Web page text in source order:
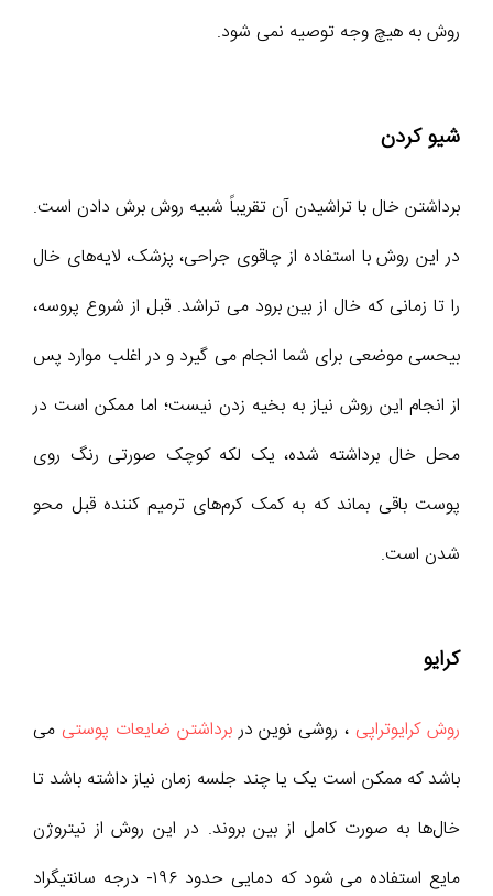
روش به هیچ وجه توصیه نمی شود.
شیو کردن
برداشتن خال با تراشیدن آن تقریباً شبیه روش برش دادن است.
در این روش با استفاده از چاقوی جراحی، پزشک، لایه‌های خال
را تا زمانی که خال از بین برود می تراشد. قبل از شروع پروسه،
بیحسی موضعی برای شما انجام می گیرد و در اغلب موارد پس
از انجام این روش نیاز به بخیه زدن نیست؛ اما ممکن است در
محل خال برداشته شده، یک لکه کوچک صورتی رنگ روی
پوست باقی بماند که به کمک کرم‌های ترمیم کننده قبل محو
شدن است.
کرایو
روش کرایوتراپی ، روشی نوین دربرداشتن ضایعات پوستی می
باشد که ممکن است یک یا چند جلسه زمان نیاز داشته باشد تا
خال‌ها به صورت کامل از بین بروند. در این روش از نیتروژن
مایع استفاده می شود که دمایی حدود ۱۹۶- درجه سانتیگراد